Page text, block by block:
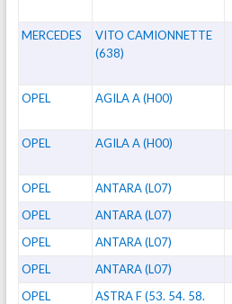
MERCEDES
VITO CAMIONNETTE
(638)
OPEL AGILA A (H00)
OPEL AGILA A (H00)
OPEL ANTARA (L07)
OPEL ANTARA (L07)
OPEL ANTARA (L07)
OPEL ANTARA (L07)
OPEL
ASTRA F (53. 54. 58.